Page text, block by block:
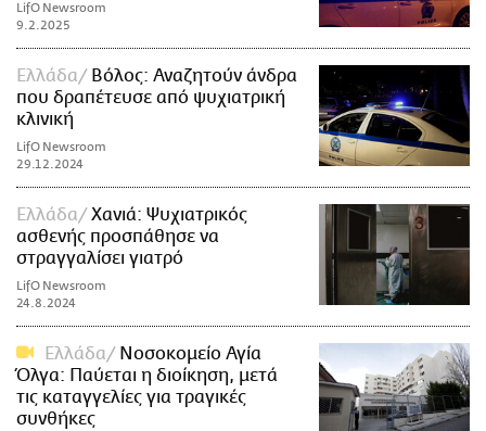
LifO Newsroom
9.2.2025
Ελλάδα
Βόλος: Αναζητούν άνδρα
που δραπέτευσε από ψυχιατρική
κλινική
LifO Newsroom
29.12.2024
Ελλάδα
Χανιά: Ψυχιατρικός
ασθενής προσπάθησε να
στραγγαλίσει γιατρό
LifO Newsroom
24.8.2024
Ελλάδα
Νοσοκομείο Αγία
Όλγα: Παύεται η διοίκηση, μετά
τις καταγγελίες για τραγικές
συνθήκες